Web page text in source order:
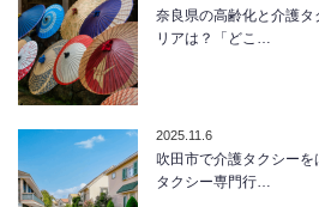
奈良県の高齢化と介護
リアは？「どこ…
2025.11.6
吹田市で介護タクシー
タクシー専門行…